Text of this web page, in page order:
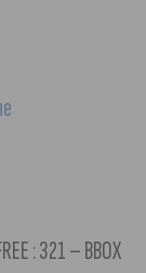
: 321 – BBOX